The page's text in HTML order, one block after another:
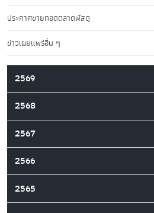
ประกาศขายทอดตลาดพัสดุ
ข่าวเผยแพร่อื่น ๆ
2569
2568
2567
2566
2565